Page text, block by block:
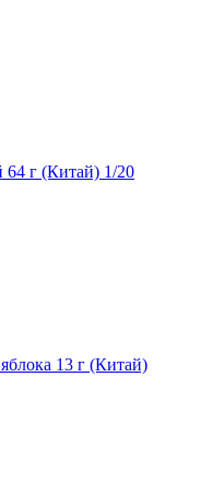
г (Китай) 1/20
13 г (Китай)